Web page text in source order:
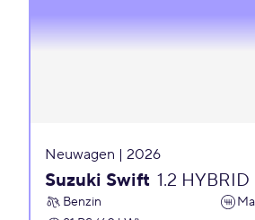
Neuwagen | 2026
Suzuki Swift 1.2
Benzin